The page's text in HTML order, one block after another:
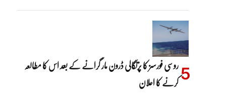
روسی فورسز کا پرتگالی ڈرون مار گرانے کے بعد اس کا مطالعہ
کرنے کا اعلان